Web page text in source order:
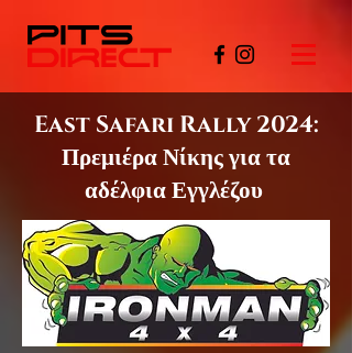
East Safari Rally 2024:
Πρεμιέρα Νίκης για τα
αδέλφια Εγγλέζου